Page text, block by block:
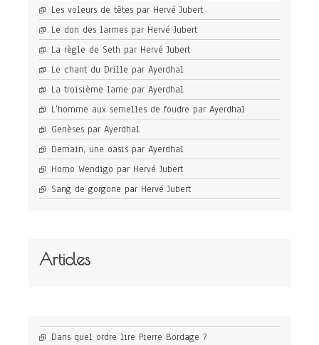
Les voleurs de têtes par Hervé Jubert
Le don des larmes par Hervé Jubert
La règle de Seth par Hervé Jubert
Le chant du Drille par Ayerdhal
La troisième lame par Ayerdhal
L’homme aux semelles de foudre par Ayerdhal
Genèses par Ayerdhal
Demain, une oasis par Ayerdhal
Homo Wendigo par Hervé Jubert
Sang de gorgone par Hervé Jubert
Articles
Dans quel ordre lire Pierre Bordage ?